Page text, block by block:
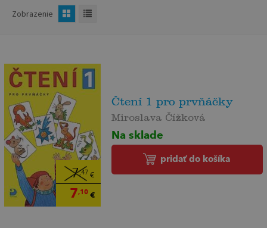
Zobrazenie
7,47 €
7,10€
Čtení 1 pro prvňáčky
Miroslava Čížková
Na sklade
pridať do košíka